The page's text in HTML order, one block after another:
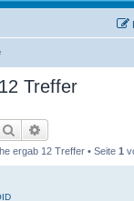
Treffer
Suche
ergab 12 Treffer • Seite 1